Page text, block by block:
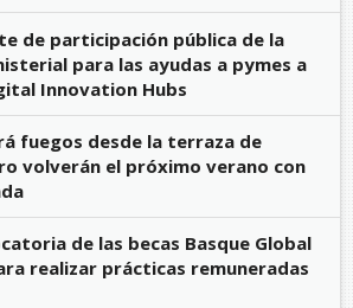
de participación pública de la
para las ayudas a pymes a
Innovation Hubs
fuegos desde la terraza de
volverán el próximo verano con
de las becas Basque Global
realizar prácticas remuneradas